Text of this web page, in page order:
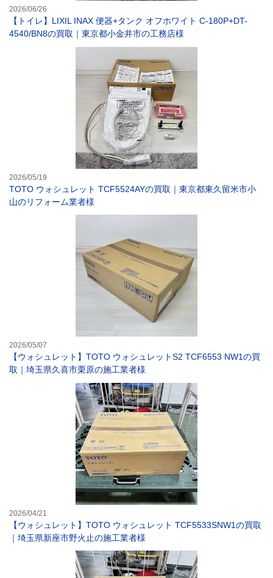
2026/06/26
【トイレ】LIXIL INAX 便器+タンク オフホワイト C-180P+DT-
4540/BN8の買取｜東京都小金井市の工務店様
2026/05/19
TOTO ウォシュレット TCF5524AYの買取｜東京都東久留米市小
山のリフォーム業者様
2026/05/07
【ウォシュレット】TOTO ウォシュレットS2 TCF6553 NW1の買
取｜埼玉県久喜市栗原の施工業者様
2026/04/21
【ウォシュレット】TOTO ウォシュレット TCF5533SNW1の買取
｜埼玉県新座市野火止の施工業者様